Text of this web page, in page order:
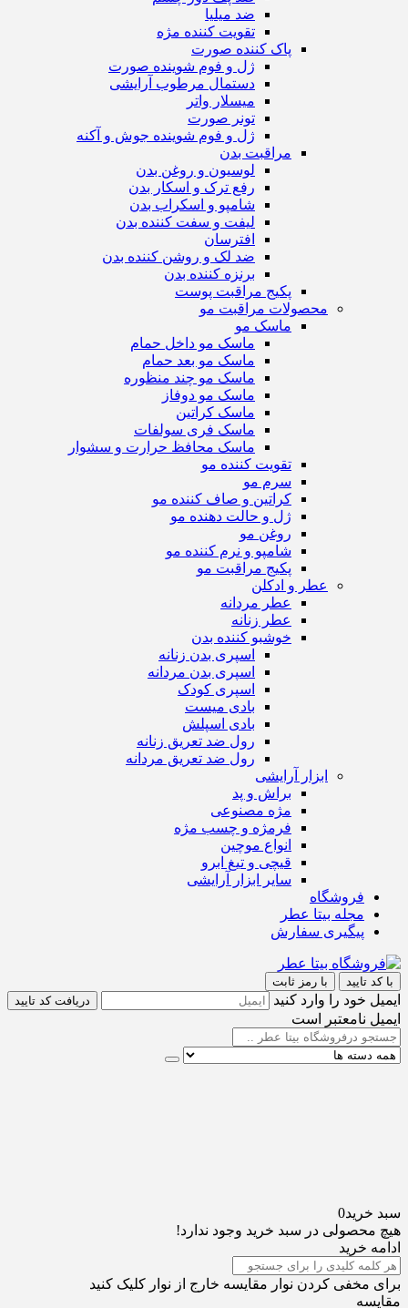
ضد میلیا
تقویت کننده مژه
پاک کننده صورت
ژل و فوم شوینده صورت
دستمال مرطوب آرایشی
میسلار واتر
تونر صورت
ژل و فوم شوینده جوش و آکنه
مراقبت بدن
لوسیون و روغن بدن
رفع ترک و اسکار بدن
شامپو و اسکراب بدن
لیفت و سفت کننده بدن
افترسان
ضد لک و روشن کننده بدن
برنزه کننده بدن
پکیج مراقبت پوست
محصولات مراقبت مو
ماسک مو
ماسک مو داخل حمام
ماسک مو بعد حمام
ماسک مو چند منظوره
ماسک مو دوفاز
ماسک کراتین
ماسک فری سولفات
ماسک محافظ حرارت و سشوار
تقویت کننده مو
سرم مو
کراتین و صاف کننده مو
ژل و حالت دهنده مو
روغن مو
شامپو و نرم کننده مو
پکیج مراقبت مو
عطر و ادکلن
عطر مردانه
عطر زنانه
خوشبو کننده بدن
اسپری بدن زنانه
اسپری بدن مردانه
اسپری کودک
بادی میست
بادی اسپلش
رول ضد تعریق زنانه
رول ضد تعریق مردانه
ابزار آرایشی
براش و پد
مژه مصنوعی
فرمژه و چسب مژه
انواع موچین
قیچی و تیغ ابرو
سایر ابزار آرایشی
فروشگاه
مجله بیتا عطر
پیگیری سفارش
با کد تایید با رمز ثابت
ایمیل خود را وارد کنید دریافت کد تایید
ایمیل نامعتبر است
سبد خرید0
هیچ محصولی در سبد خرید وجود ندارد!
ادامه خرید
برای مخفی کردن نوار مقایسه خارج از نوار کلیک کنید
مقایسه